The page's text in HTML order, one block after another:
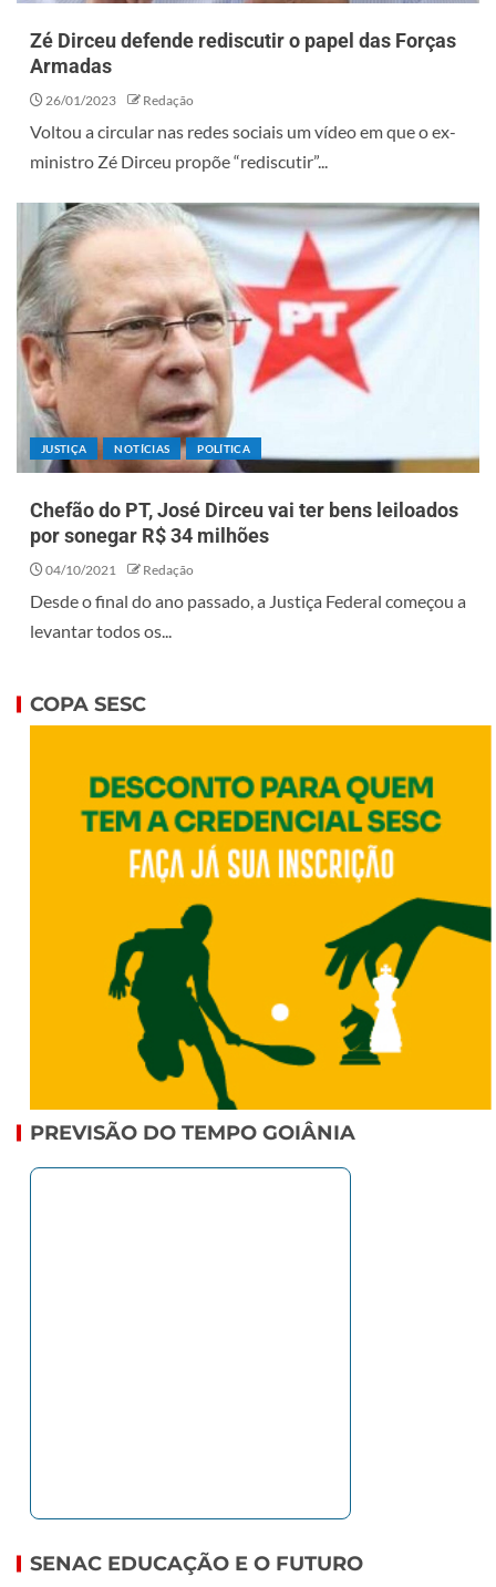
Zé Dirceu defende rediscutir o papel das Forças
Armadas
26/01/2023 Redação
Voltou a circular nas redes sociais um vídeo em que o ex-
ministro Zé Dirceu propõe “rediscutir”...
JUSTIÇA NOTÍCIAS POLÍTICA
Chefão do PT, José Dirceu vai ter bens leiloados
por sonegar R$ 34 milhões
04/10/2021 Redação
Desde o final do ano passado, a Justiça Federal começou a
levantar todos os...
COPA SESC
PREVISÃO DO TEMPO GOIÂNIA
SENAC EDUCAÇÃO E O FUTURO